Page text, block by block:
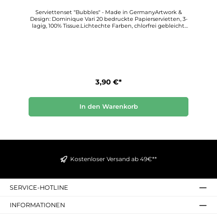
Serviettenset "Bubbles" - Made in GermanyArtwork &
Design: Dominique Vari 20 bedruckte Papierservietten, 3-
lagig, 100% Tissue.Lichtechte Farben, chlorfrei gebleicht.
3,90 €*
In den Warenkorb
Kostenloser Versand ab 49€**
SERVICE-HOTLINE
INFORMATIONEN